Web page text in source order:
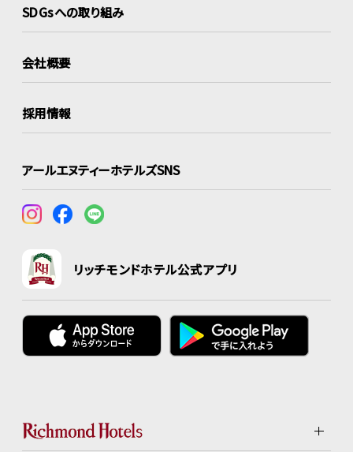
SDGsへの取り組み
会社概要
採用情報
アールエヌティーホテルズSNS
リッチモンドホテル公式アプリ